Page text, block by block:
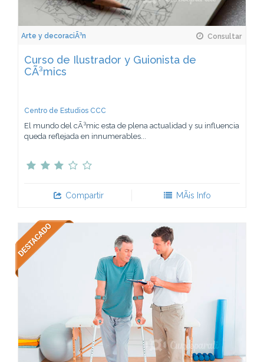
Arte y decoraciÃ³n Consultar
Curso de Ilustrador y Guionista de
CÃ³mics
Centro de Estudios CCC
El mundo del cÃ³mic esta de plena actualidad y su influencia
queda reflejada en innumerables...
Compartir MÃ¡s Info